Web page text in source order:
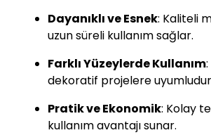
Dayanıklı ve Esnek: Kaliteli
uzun süreli kullanım sağlar.
Farklı Yüzeylerde Kullanım
dekoratif projelere
Pratik ve Ekonomik: Kolay
kullanım avantajı sunar.